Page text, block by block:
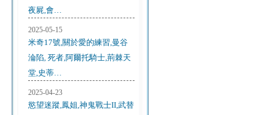
夜屍,會…
2025-05-15
米奇17號,關於愛的練習,曼谷
淪陷, 死者,阿爾托騎士,荊棘天
堂,史蒂…
2025-04-23
慾望迷蹤,鳳姐,神鬼戰士II,武替